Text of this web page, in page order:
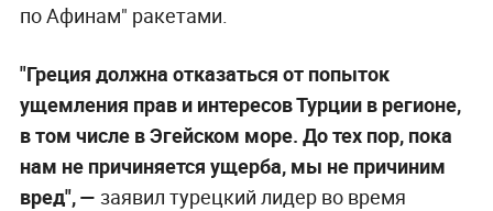
по Афинам" ракетами.
"Греция должна отказаться от попыток
ущемления прав и интересов Турции в регионе,
в том числе в Эгейском море. До тех пор, пока
нам не причиняется ущерба, мы не причиним
вред", — заявил турецкий лидер во время